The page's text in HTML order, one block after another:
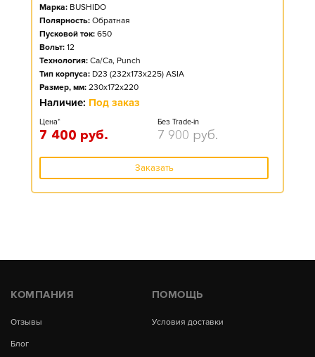
Марка: BUSHIDO
Полярность: Обратная
Пусковой ток: 650
Вольт: 12
Технология: Ca/Ca, Punch
Тип корпуса: D23 (232x173x225) ASIA
Размер, мм: 230x172x220
Наличие: Под заказ
Цена*
7 400 руб.
Без Trade-in
7 900 руб.
Заказать
КОМПАНИЯ
Отзывы
Блог
ПОМОЩЬ
Условия доставки